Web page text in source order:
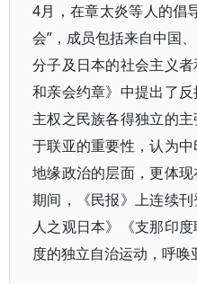
4月，在章太炎等人的倡
会”，成员包括来自中国
分子及日本的社会主义
和亲会约章》中提出了
主权之民族各得独立的
于联亚的重要性，认为
地缘政治的层面，更体
期间，《民报》上连续
人之观日本》《支那印
度的独立自治运动，呼唤